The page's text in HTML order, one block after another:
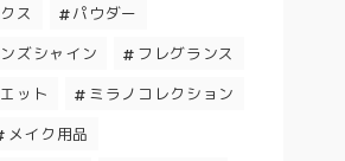
ス
パウダー
ズシャイン
フレグランス
ット
ミラノコレクション
メイク用品